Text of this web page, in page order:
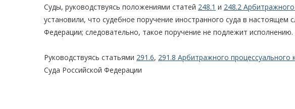
Суды, руководствуясь положениями статей 248.1 и 248.2
установили, что судебное поручение иностранного суда в настоящем
Федерации; следовательно, такое поручение не подлежит исполнению.
Руководствуясь статьями 291.6, 291.8 Арбитражного процессуального
Суда Российской Федерации